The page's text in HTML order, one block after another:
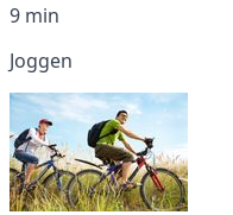
9 min
Joggen